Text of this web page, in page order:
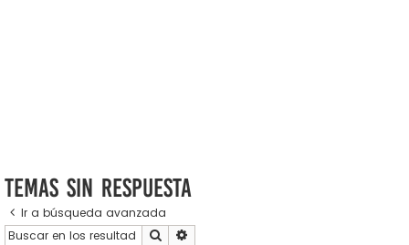
Temas sin respuesta
Ir a búsqueda avanzada
Buscar